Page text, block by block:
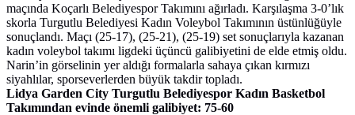
maçında Koçarlı Belediyespor Takımını ağırladı. Karşılaşma 3-0’lık
skorla Turgutlu Belediyesi Kadın Voleybol Takımının üstünlüğüyle
sonuçlandı. Maçı (25-17), (25-21), (25-19) set sonuçlarıyla kazanan
kadın voleybol takımı ligdeki üçüncü galibiyetini de elde etmiş oldu.
Narin’in görselinin yer aldığı formalarla sahaya çıkan kırmızı
siyahlılar, sporseverlerden büyük takdir topladı.
Lidya Garden City Turgutlu Belediyespor Kadın Basketbol
Takımından evinde önemli galibiyet: 75-60